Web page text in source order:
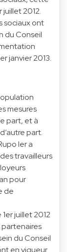
2012.
sociaux ont
du Conseil
janvier 2013.
mesures
part, et à
part.
Ier a
travailleurs
pour
de
juillet 2012
partenaires
du Conseil
en vigueur